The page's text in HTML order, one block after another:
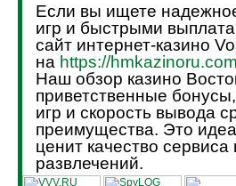
Если вы ищете
игр и быстрыми
сайт интернет-казино
на https://
Наш обзор казино
приветственные
игр и скорость вывода
преимущества. Это
ценит качество
развлечений.